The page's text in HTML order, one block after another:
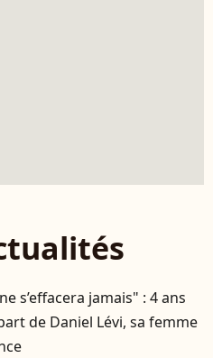
s’effacera jamais" : 4 ans
de Daniel Lévi, sa femme